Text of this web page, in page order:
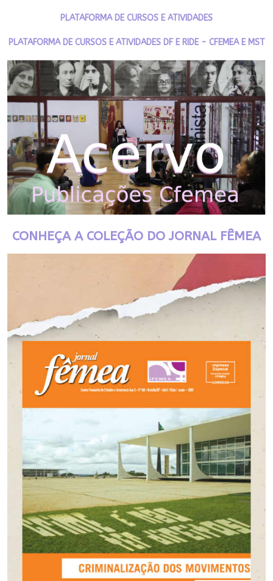
PLATAFORMA DE CURSOS E ATIVIDADES
PLATAFORMA DE CURSOS E ATIVIDADES DF E RIDE - CFEMEA E MST
CONHEÇA A COLEÇÃO DO JORNAL FÊMEA